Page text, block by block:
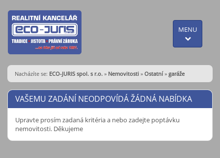
MENU
Nacházíte se: ECO-JURIS spol. s r.o. » Nemovitosti » Ostatní » garáže
VAŠEMU ZADÁNÍ NEODPOVÍDÁ ŽÁDNÁ NABÍDKA
Upravte prosím zadaná kritéria a nebo zadejte poptávku
nemovitosti. Děkujeme